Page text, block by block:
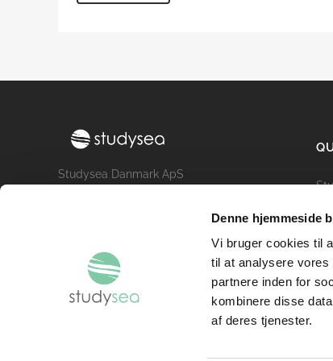
Denne hjemmeside
Vi bruger cookies til
til at analysere
partnere inden for
kombinere disse
af deres tjenester.
Studysea Danmark ApS
Tlf.: (+45) 69 13 70 23
CVR: 36413867